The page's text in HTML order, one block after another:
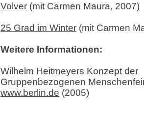
Volver (mit Carmen Maura, 2007)
25 Grad im Winter (mit Carmen
Weitere Informationen:
Wilhelm Heitmeyers Konzept der
Gruppenbezogenen
www.berlin.de (2005)